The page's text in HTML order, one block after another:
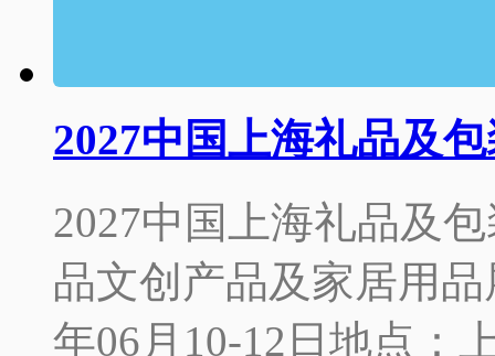
2027中国上海礼品及
2027中国上海礼品及
品文创产品及家居用
年06月10-12日地点：